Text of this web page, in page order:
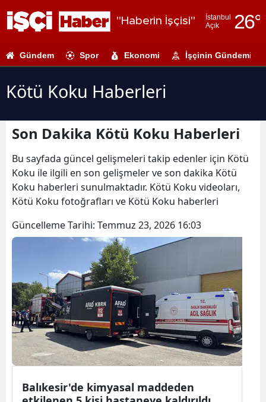
"Haberin İşçisi"
İstanbul
Açık
26°
Adıyaman
Amasya
Ankara
Antalya
Artvin
Bilecik
Bingöl
Bitlis
Bolu
Gündem Spor Ekonomi İşçinin Gündemi
Kötü Koku Haberleri
Son Dakika Kötü Koku Haberleri
Bu sayfada güncel gelişmeleri takip edenler için Kötü
Koku ile ilgili en son gelişmeler ve son dakika Kötü
Koku haberleri sunulmaktadır. Kötü Koku videoları,
Kötü Koku fotoğrafları ve Kötü Koku haberleri
Güncelleme Tarihi: Temmuz 23, 2026 16:03
Balıkesir'de kimyasal maddeden